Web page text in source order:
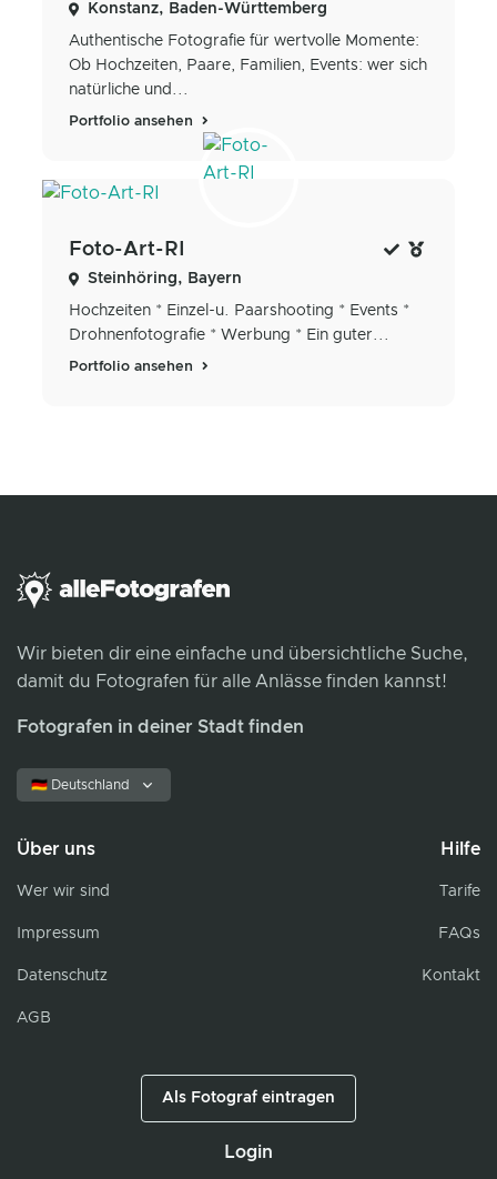
Konstanz, Baden-Württemberg
Authentische Fotografie für wertvolle Momente:
Ob Hochzeiten, Paare, Familien, Events: wer sich
natürliche und...
Portfolio ansehen
Foto-Art-RI
Steinhöring, Bayern
Hochzeiten * Einzel-u. Paarshooting * Events *
Drohnenfotografie * Werbung * Ein guter...
Portfolio ansehen
Wir bieten dir eine einfache und übersichtliche Suche,
damit du Fotografen für alle Anlässe finden kannst!
Fotografen in deiner Stadt finden
🇩🇪 Deutschland
Über uns
Wer wir sind
Impressum
Datenschutz
AGB
Hilfe
Tarife
FAQs
Kontakt
Als Fotograf eintragen
Login